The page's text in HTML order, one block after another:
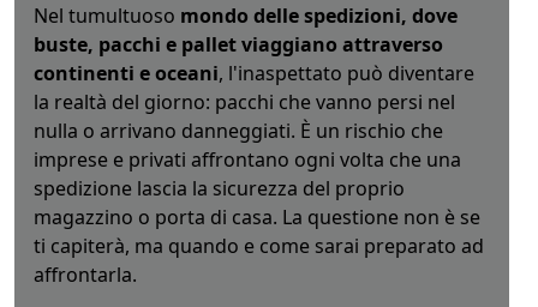
Nel tumultuoso mondo delle spedizioni, dove
buste, pacchi e pallet viaggiano attraverso
continenti e oceani, l'inaspettato può diventare
la realtà del giorno: pacchi che vanno persi nel
nulla o arrivano danneggiati. È un rischio che
imprese e privati affrontano ogni volta che una
spedizione lascia la sicurezza del proprio
magazzino o porta di casa. La questione non è se
ti capiterà, ma quando e come sarai preparato ad
affrontarla.